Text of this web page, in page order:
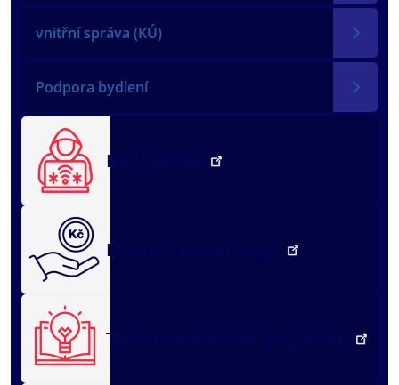
vnitřní správa (KÚ)
Podpora bydlení
NežKlikneš
Dotační portál kraje
Týden vzdělávání dospělých